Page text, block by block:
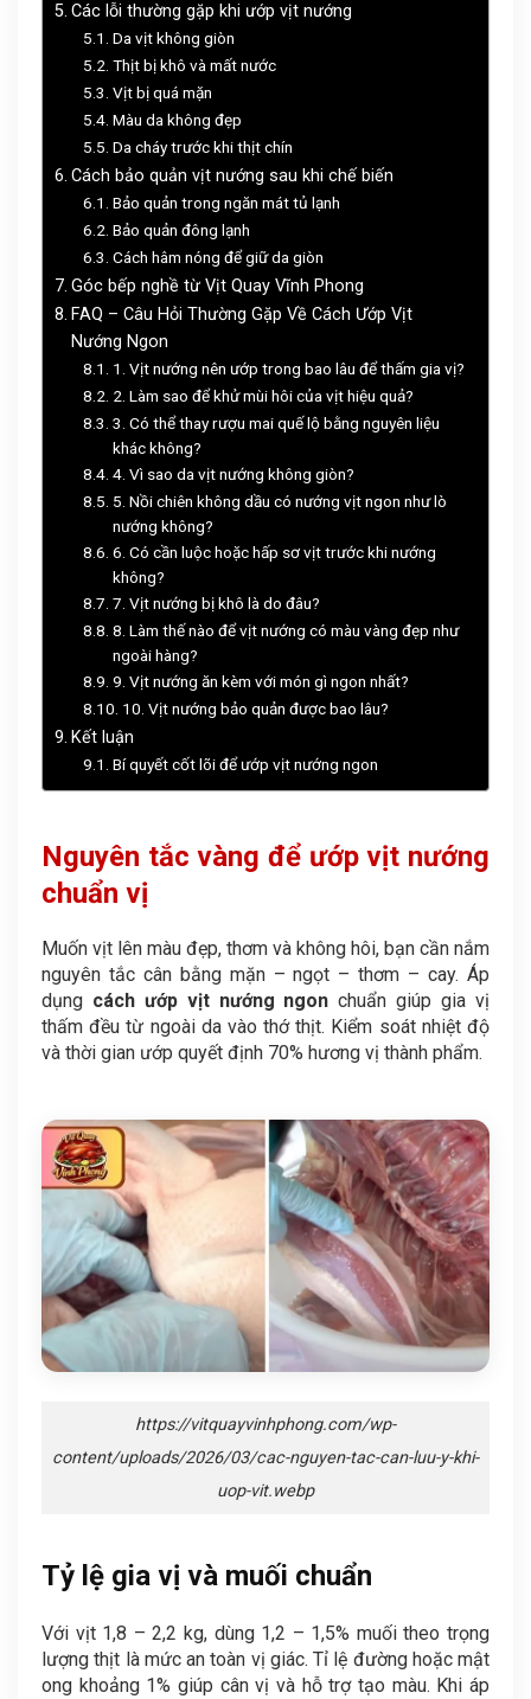
Các lỗi thường gặp khi ướp vịt nướng
Da vịt không giòn
Thịt bị khô và mất nước
Vịt bị quá mặn
Màu da không đẹp
Da cháy trước khi thịt chín
Cách bảo quản vịt nướng sau khi chế biến
Bảo quản trong ngăn mát tủ lạnh
Bảo quản đông lạnh
Cách hâm nóng để giữ da giòn
Góc bếp nghề từ Vịt Quay Vĩnh Phong
FAQ – Câu Hỏi Thường Gặp Về Cách Ướp Vịt
Nướng Ngon
1. Vịt nướng nên ướp trong bao lâu để thấm gia vị?
2. Làm sao để khử mùi hôi của vịt hiệu quả?
3. Có thể thay rượu mai quế lộ bằng nguyên liệu
khác không?
4. Vì sao da vịt nướng không giòn?
5. Nồi chiên không dầu có nướng vịt ngon như lò
nướng không?
6. Có cần luộc hoặc hấp sơ vịt trước khi nướng
không?
7. Vịt nướng bị khô là do đâu?
8. Làm thế nào để vịt nướng có màu vàng đẹp như
ngoài hàng?
9. Vịt nướng ăn kèm với món gì ngon nhất?
10. Vịt nướng bảo quản được bao lâu?
Kết luận
Bí quyết cốt lõi để ướp vịt nướng ngon
Nguyên tắc vàng để ướp vịt nướng
chuẩn vị
Muốn vịt lên màu đẹp, thơm và không hôi, bạn cần nắm
nguyên tắc cân bằng mặn – ngọt – thơm – cay. Áp
dụng cách ướp vịt nướng ngon chuẩn giúp gia vị
thấm đều từ ngoài da vào thớ thịt. Kiểm soát nhiệt độ
và thời gian ướp quyết định 70% hương vị thành phẩm.
https://vitquayvinhphong.com/wp-
content/uploads/2026/03/cac-nguyen-tac-can-luu-y-khi-
uop-vit.webp
Tỷ lệ gia vị và muối chuẩn
Với vịt 1,8 – 2,2 kg, dùng 1,2 – 1,5% muối theo trọng
lượng thịt là mức an toàn vị giác. Tỉ lệ đường hoặc mật
ong khoảng 1% giúp cân vị và hỗ trợ tạo màu. Khi áp